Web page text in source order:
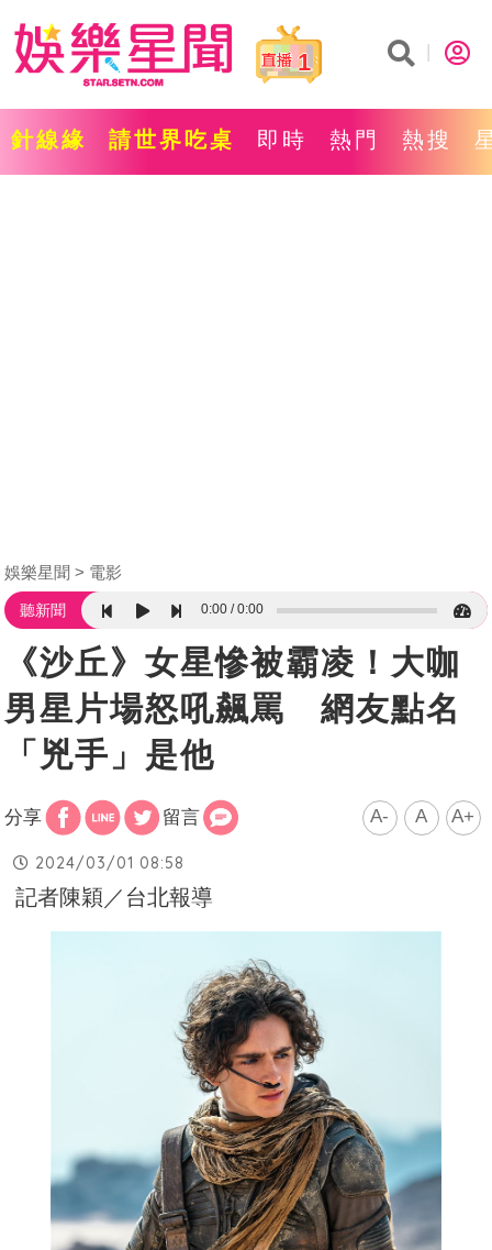
1
針線緣 請世界吃桌 即時 熱門 熱搜
娛樂星聞 電影
聽新聞 0:00 0:00
《沙丘》女星慘被霸凌！大咖
男星片場怒吼飆罵 網友點名
「兇手」是他
分享 留言 A- A A+
2024/03/01 08:58
記者陳穎／台北報導